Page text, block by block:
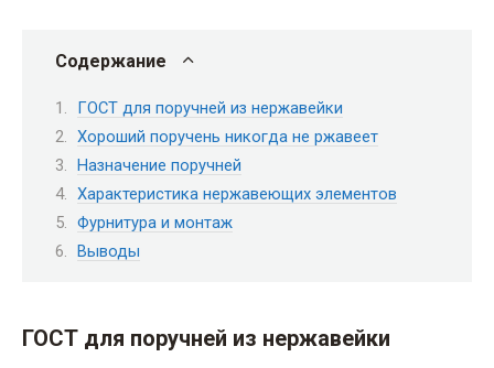
Содержание
ГОСТ для поручней из нержавейки
Хороший поручень никогда не ржавеет
Назначение поручней
Характеристика нержавеющих элементов
Фурнитура и монтаж
Выводы
ГОСТ для поручней из нержавейки